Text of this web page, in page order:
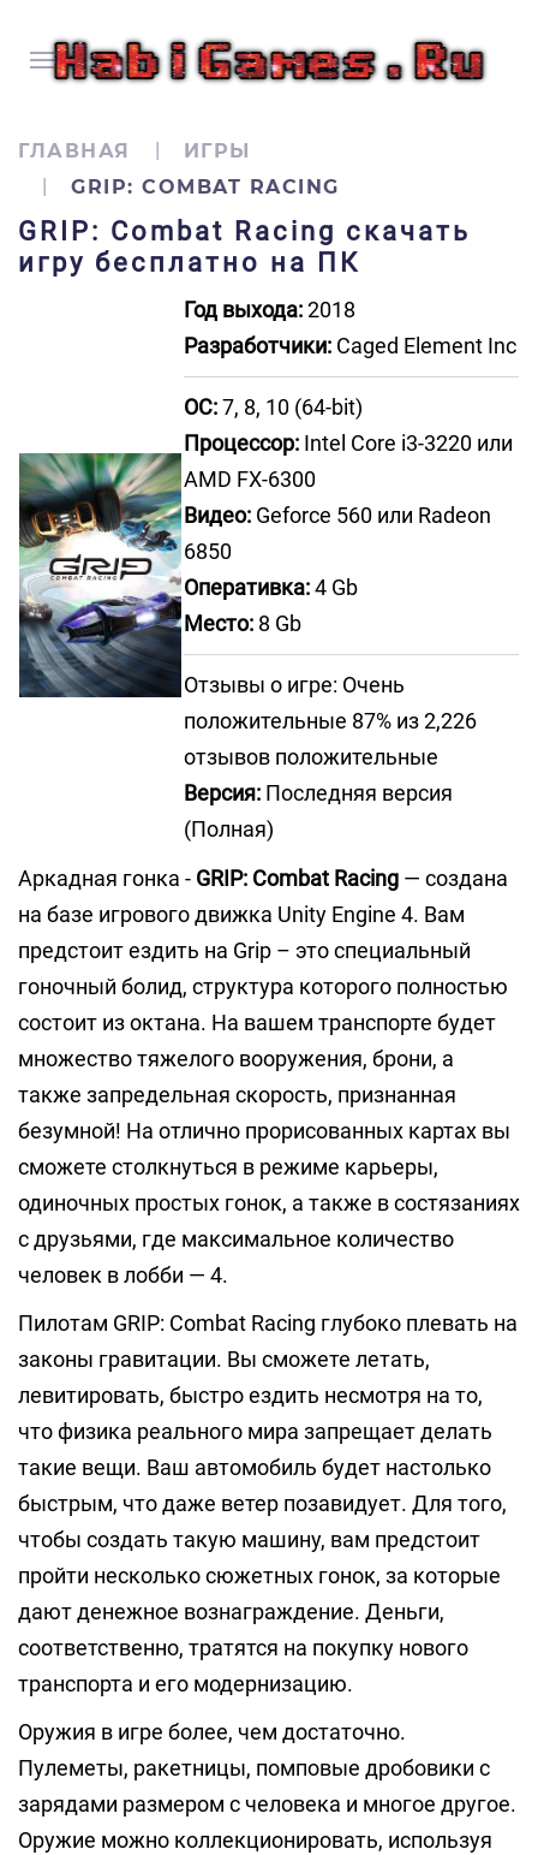
ГЛАВНАЯ
ИГРЫ
GRIP: COMBAT RACING
GRIP: Combat Racing скачать
игру бесплатно на ПК
Год выхода:2018
Разработчики: Caged Element Inc
ОС:7, 8, 10 (64-bit)
Процессор: Intel Core i3-3220 или
AMD FX-6300
Видео: Geforce 560 или Radeon
6850
Оперативка:4 Gb
Место: 8 Gb
Отзывы о игре: Очень
положительные 87% из 2,226
отзывов положительные
Версия: Последняя версия
(Полная)
Аркадная гонка - GRIP: Combat Racing — создана
на базе игрового движка Unity Engine 4. Вам
предстоит ездить на Grip – это специальный
гоночный болид, структура которого полностью
состоит из октана. На вашем транспорте будет
множество тяжелого вооружения, брони, а
также запредельная скорость, признанная
безумной! На отлично прорисованных картах вы
сможете столкнуться в режиме карьеры,
одиночных простых гонок, а также в состязаниях
с друзьями, где максимальное количество
человек в лобби — 4.
Пилотам GRIP: Combat Racing глубоко плевать на
законы гравитации. Вы сможете летать,
левитировать, быстро ездить несмотря на то,
что физика реального мира запрещает делать
такие вещи. Ваш автомобиль будет настолько
быстрым, что даже ветер позавидует. Для того,
чтобы создать такую машину, вам предстоит
пройти несколько сюжетных гонок, за которые
дают денежное вознаграждение. Деньги,
соответственно, тратятся на покупку нового
транспорта и его модернизацию.
Оружия в игре более, чем достаточно.
Пулеметы, ракетницы, помповые дробовики с
зарядами размером с человека и многое другое.
Оружие можно коллекционировать, используя